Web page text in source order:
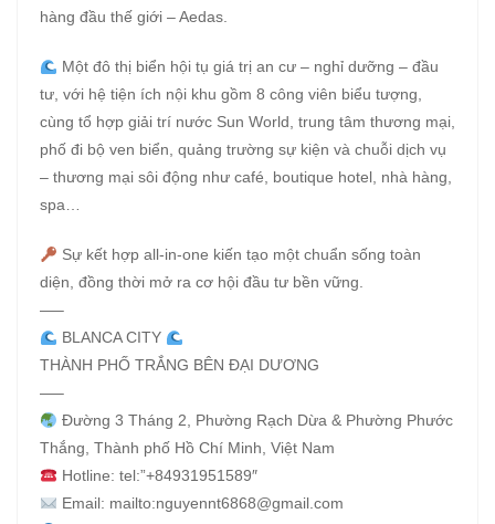
hàng đầu thế giới – Aedas.
Một đô thị biển hội tụ giá trị an cư – nghỉ dưỡng – đầu
tư, với hệ tiện ích nội khu gồm 8 công viên biểu tượng,
cùng tổ hợp giải trí nước Sun World, trung tâm thương mại,
phố đi bộ ven biển, quảng trường sự kiện và chuỗi dịch vụ
– thương mại sôi động như café, boutique hotel, nhà hàng,
spa…
Sự kết hợp all-in-one kiến tạo một chuẩn sống toàn
diện, đồng thời mở ra cơ hội đầu tư bền vững.
—–
BLANCA CITY
THÀNH PHỐ TRẮNG BÊN ĐẠI DƯƠNG
—–
Đường 3 Tháng 2, Phường Rạch Dừa & Phường Phước
Thắng, Thành phố Hồ Chí Minh, Việt Nam
Hotline: tel:”+84931951589″
Email: mailto:nguyennt6868@gmail.com